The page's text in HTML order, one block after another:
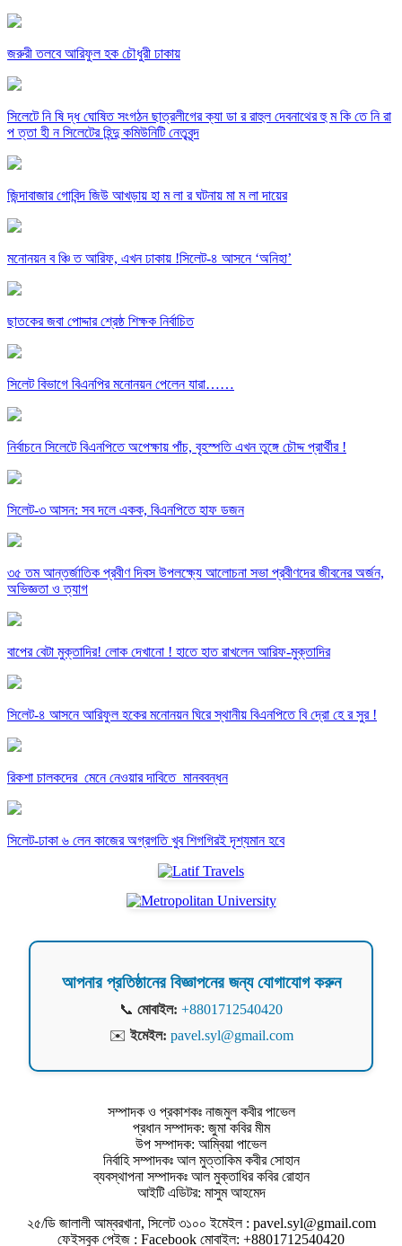
জরুরী তলবে আরিফুল হক চৌধুরী ঢাকায়
সিলেটে নি ষি দ্ধ ঘোষিত সংগঠন ছাত্রলীগের ক্যা ডা র রাহুল দেবনাথের হু ম কি তে নি রা
প ত্তা হী ন সিলেটের হিন্দু কমিউনিটি নেতৃবৃন্দ
জিন্দাবাজার গোবিন্দ জিউ আখড়ায় হা ম লা র ঘটনায় মা ম লা দায়ের
মনোনয়ন ব ঞ্চি ত আরিফ, এখন ঢাকায় !সিলেট-৪ আসনে ‘অনিহা’
ছাতকের জবা পোদ্দার শ্রেষ্ঠ শিক্ষক নির্বাচিত
সিলেট বিভাগে বিএনপির মনোনয়ন পেলেন যারা……
নির্বাচনে সিলেটে বিএনপিতে অপেক্ষায় পাঁচ, বৃহস্পতি এখন তুঙ্গে চৌদ্দ প্রার্থীর !
সিলেট-৩ আসন: সব দলে একক, বিএনপিতে হাফ ডজন
৩৫ তম আন্তর্জাতিক প্রবীণ দিবস উপলক্ষ্যে আলোচনা সভা প্রবীণদের জীবনের অর্জন,
অভিজ্ঞতা ও ত্যাগ
বাপের বেটা মুক্তাদির! লোক দেখানো ! হাতে হাত রাখলেন আরিফ-মুক্তাদির
সিলেট-৪ আসনে আরিফুল হকের মনোনয়ন ঘিরে স্থানীয় বিএনপিতে বি দ্রো হে র সুর !
রিকশা চালকদের মেনে নেওয়ার দাবিতে মানববন্ধন
সিলেট-ঢাকা ৬ লেন কাজের অগ্রগতি খুব শিগগিরই দৃশ্যমান হবে
আপনার প্রতিষ্ঠানের বিজ্ঞাপনের জন্য যোগাযোগ করুন
📞 মোবাইল: +8801712540420
✉️ইমেইল: pavel.syl@gmail.com
সম্পাদক ও প্রকাশকঃ নাজমুল কবীর পাভেল
প্রধান সম্পাদক: জুমা কবির মীম
উপ সম্পাদক: আম্বিয়া পাভেল
নির্বাহি সম্পাদকঃ আল মুত্তাকিম কবীর সোহান
ব্যবস্থাপনা সম্পাদকঃ আল মুক্তাধির কবির রোহান
আইটি এডিটর: মাসুম আহমেদ
২৫/ডি জালালী আম্বরখানা, সিলেট ৩১০০ ইমেইল : pavel.syl@gmail.com
ফেইসবুক পেইজ : Facebook মোবাইল: +8801712540420